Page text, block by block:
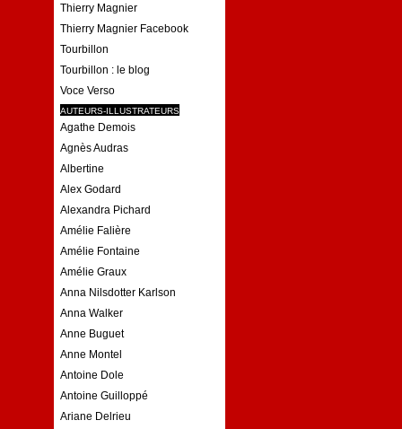
Thierry Magnier
Thierry Magnier Facebook
Tourbillon
Tourbillon : le blog
Voce Verso
AUTEURS-ILLUSTRATEURS
Agathe Demois
Agnès Audras
Albertine
Alex Godard
Alexandra Pichard
Amélie Falière
Amélie Fontaine
Amélie Graux
Anna Nilsdotter Karlson
Anna Walker
Anne Buguet
Anne Montel
Antoine Dole
Antoine Guilloppé
Ariane Delrieu